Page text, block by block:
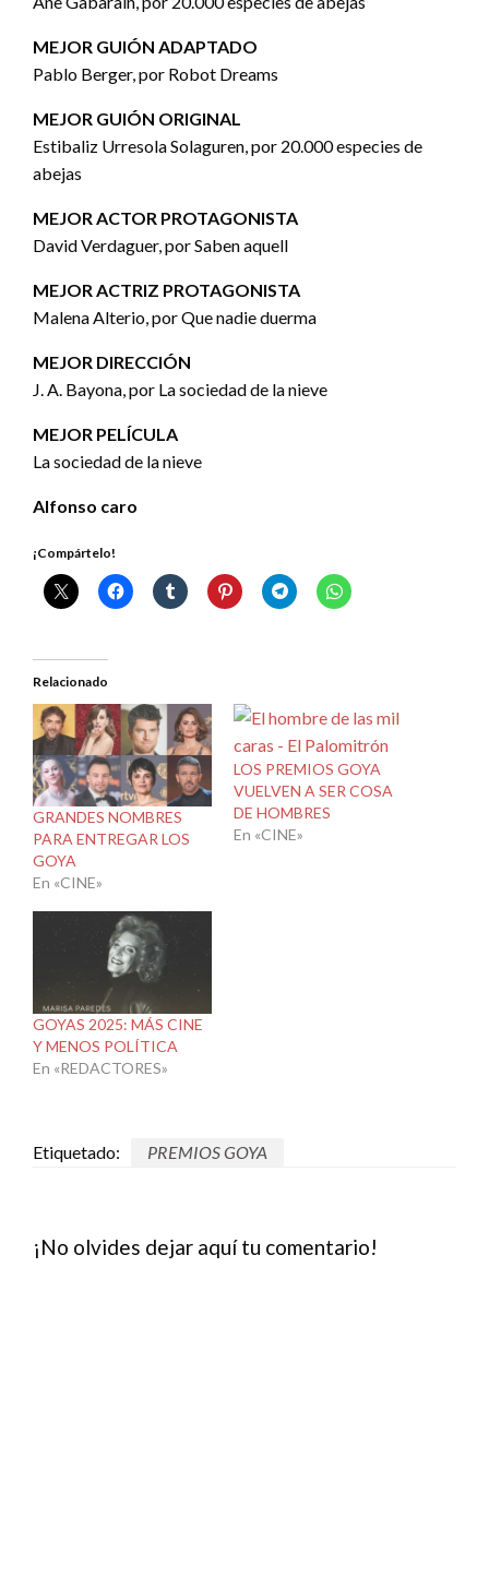
MEJOR GUIÓN ADAPTADO
Pablo Berger, por Robot Dreams
MEJOR GUIÓN ORIGINAL
Estibaliz Urresola Solaguren, por 20.000 especies de
abejas
MEJOR ACTOR PROTAGONISTA
David Verdaguer, por Saben aquell
MEJOR ACTRIZ PROTAGONISTA
Malena Alterio, por Que nadie duerma
MEJOR DIRECCIÓN
J. A. Bayona, por La sociedad de la nieve
MEJOR PELÍCULA
La sociedad de la nieve
Alfonso caro
¡Compártelo!
Relacionado
GRANDES NOMBRES
PARA ENTREGAR LOS
GOYA
En «CINE»
LOS PREMIOS GOYA
VUELVEN A SER COSA
DE HOMBRES
En «CINE»
GOYAS 2025: MÁS CINE
Y MENOS POLÍTICA
En «REDACTORES»
Etiquetado: PREMIOS GOYA
¡No olvides dejar aquí tu comentario!